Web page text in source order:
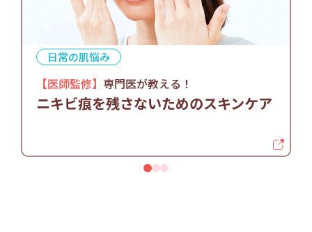
コラージュリペア
UVクリーム
医薬部外品
UVクリーム
日常の肌悩み
【医師監修】 専門医が教える！
ニキビ痕を残さないためのスキンケア
1 2